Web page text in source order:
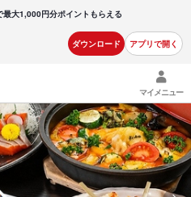
最大1,000円分ポイントもらえる
ダウンロード アプリで開く
マイメニュー